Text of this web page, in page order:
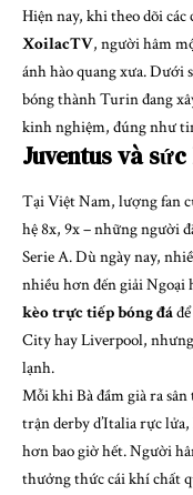
Hiện nay, khi theo dõi
XoilacTV, người hâm
ánh hào quang xưa. Dưới
bóng thành Turin đang
kinh nghiệm, đúng như
Juventus và
Tại Việt Nam, lượng fan
hệ 8x, 9x – những người
Serie A. Dù ngày nay,
nhiều hơn đến giải
kèo trực tiếp bóng đá
City hay Liverpool,
lạnh.
Mỗi khi Bà đầm già ra
trận derby d’Italia rực
hơn bao giờ hết. Người
thưởng thức cái khí chất